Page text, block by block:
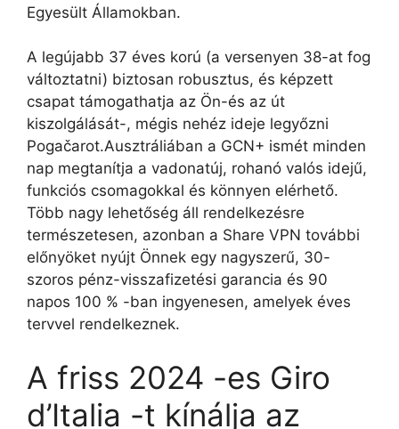
Egyesült Államokban.
A legújabb 37 éves korú (a versenyen 38-at fog
változtatni) biztosan robusztus, és képzett
csapat támogathatja az Ön-és az út
kiszolgálását-, mégis nehéz ideje legyőzni
Pogačarot.Ausztráliában a GCN+ ismét minden
nap megtanítja a vadonatúj, rohanó valós idejű,
funkciós csomagokkal és könnyen elérhető.
Több nagy lehetőség áll rendelkezésre
természetesen, azonban a Share VPN további
előnyöket nyújt Önnek egy nagyszerű, 30-
szoros pénz-visszafizetési garancia és 90
napos 100 % -ban ingyenesen, amelyek éves
tervvel rendelkeznek.
A friss 2024 -es Giro
d’Italia -t kínálja az